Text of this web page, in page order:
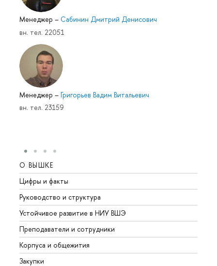
Менеджер – Сабинин Дмитрий Денисович
вн. тел. 22051
Менеджер – Григорьев Вадим Витальевич
вн. тел. 23159
О ВЫШКЕ
Цифры и факты
Руководство и структура
Устойчивое развитие в НИУ ВШЭ
Преподаватели и сотрудники
Корпуса и общежития
Закупки